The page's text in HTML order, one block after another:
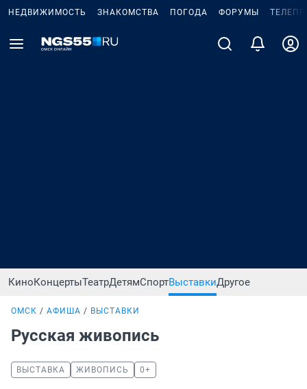
НЕДВИЖИМОСТЬ ЗНАКОМСТВА ПОГОДА ФОРУМЫ
КиноКонцертыТеатрДетямСпортВыставкиДругое
ОМСК АФИША ВЫСТАВКИ
Русская живопись
ВЫСТАВКА ЖИВОПИСЬ 0+